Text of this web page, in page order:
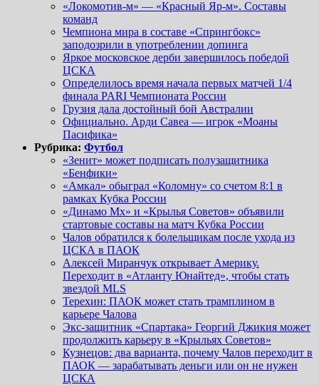
«Локомотив-м» — «Красный Яр-м». Составы
команд
Чемпиона мира в составе «Спрингбокс»
заподозрили в употреблении допинга
Яркое московское дерби завершилось победой
ЦСКА
Определилось время начала первых матчей 1/4
финала PARI Чемпионата России
Грузия дала достойный бой Австралии
Официально. Арди Савеа — игрок «Моаны
Пасифика»
Рубрика: Футбол
«Зенит» может подписать полузащитника
«Бенфики»
«Амкал» обыграл «Коломну» со счетом 8:1 в
рамках Кубка России
«Динамо Мх» и «Крылья Советов» объявили
стартовые составы на матч Кубка России
Чалов обратился к болельщикам после ухода из
ЦСКА в ПАОК
Алексей Миранчук открывает Америку.
Переходит в «Атланту Юнайтед», чтобы стать
звездой MLS
Терехин: ПАОК может стать трамплином в
карьере Чалова
Экс-защитник «Спартака» Георгий Джикия может
продолжить карьеру в «Крыльях Советов»
Кузнецов: два варианта, почему Чалов переходит в
ПАОК — зарабатывать деньги или он не нужен
ЦСКА